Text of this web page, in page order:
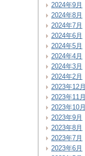
2024年9月
2024年8月
2024年7月
2024年6月
2024年5月
2024年4月
2024年3月
2024年2月
2023年12月
2023年11月
2023年10月
2023年9月
2023年8月
2023年7月
2023年6月